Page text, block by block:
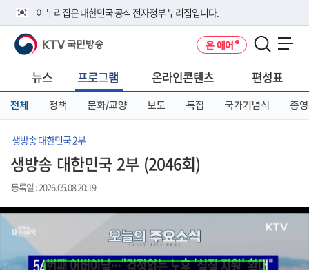
이 누리집은 대한민국 공식 전자정부 누리집입니다.
공식 누리집 주소 확인하기
니다.
이밖에 or.kr 또는 .kr등 다른 도메인 주소를 사용하고 있다면 아래 URL에
서 도메인 주소를 확인해 보세요
KTV 국민방송 온 에어
뉴스 프로그램 온라인콘텐츠 편성표
전체 정책 문화/교양 보도 특집 국가기념식 종영
생방송 대한민국 2부
생방송 대한민국 2부 (2046회)
등록일 : 2026.05.08 20:19